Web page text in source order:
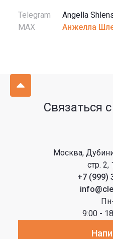
Telegram
Angella
MAX
Анжелла
Связаться
Москва,
стр. 2,
+7 (999)
9:00 -